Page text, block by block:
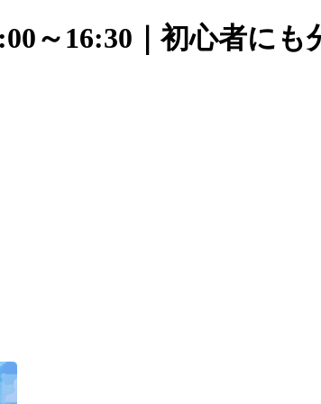
～16:30｜初心者に